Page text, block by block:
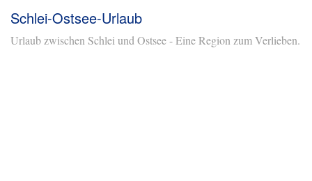
Schlei-Ostsee-Urlaub
Urlaub zwischen Schlei und Ostsee - Eine Region zum Verlieben.